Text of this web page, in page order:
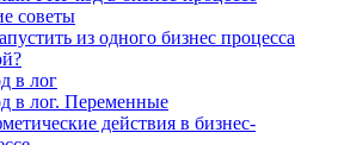
советы
из одного бизнес процесса
в лог
в лог. Переменные
действия в бизнес-